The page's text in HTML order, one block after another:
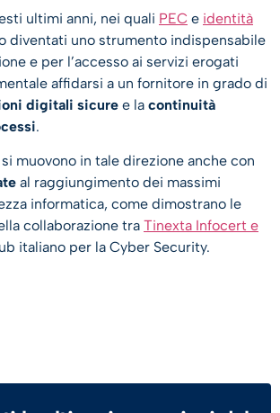
ultimi anni, nei quali PEC e identità
diventati uno strumento indispensabile
e per l’accesso ai servizi erogati
affidarsi a un fornitore in grado di
digitali sicure e la continuità
.
muovono in tale direzione anche con
al raggiungimento dei massimi
informatica, come dimostrano le
collaborazione tra Tinexta Infocert e
italiano per la Cyber Security.